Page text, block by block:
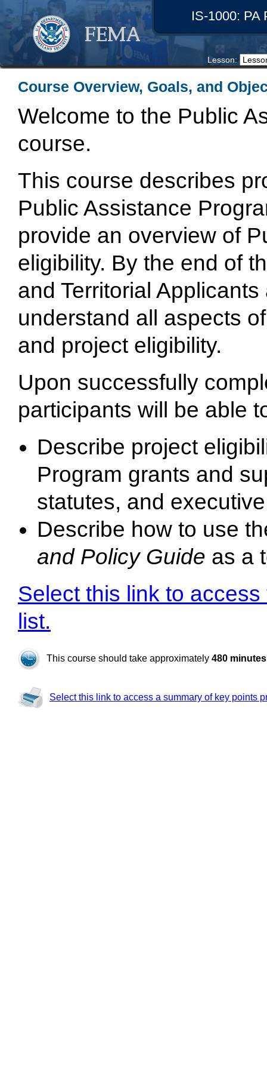
Lesson:
IS-1000: PA